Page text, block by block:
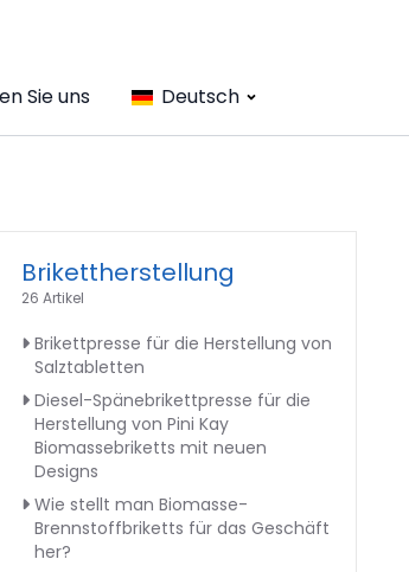
Sie uns Deutsch
Brikettherstellung
26 Artikel
Brikettpresse für die Herstellung von
Salztabletten
Diesel-Spänebrikettpresse für die
Herstellung von Pini Kay
Biomassebriketts mit neuen
Designs
Wie stellt man Biomasse-
Brennstoffbriketts für das Geschäft
her?